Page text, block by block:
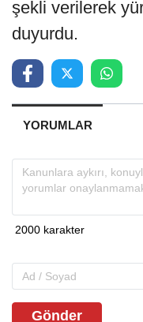
şekli verilerek
duyurdu.
YORUMLAR
Gönder